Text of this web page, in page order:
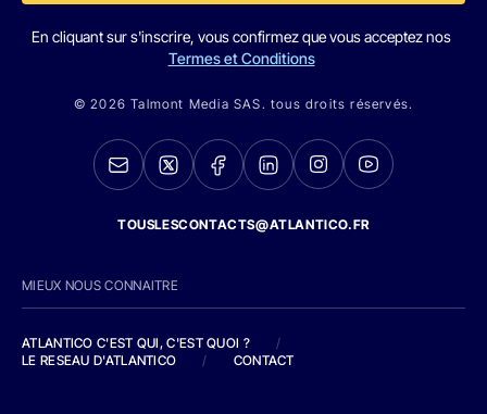
En cliquant sur s'inscrire, vous confirmez que vous acceptez nos
Termes et Conditions
© 2026 Talmont Media SAS. tous droits réservés.
TOUSLESCONTACTS@ATLANTICO.FR
MIEUX NOUS CONNAITRE
ATLANTICO C'EST QUI, C'EST QUOI ?
/
LE RESEAU D'ATLANTICO
/ CONTACT